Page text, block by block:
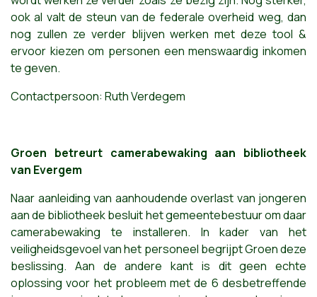
ook al valt de steun van de federale overheid weg, dan
nog zullen ze verder blijven werken met deze tool &
ervoor kiezen om personen een menswaardig inkomen
te geven.
Contactpersoon: Ruth Verdegem
Groen betreurt camerabewaking aan bibliotheek
van Evergem
Naar aanleiding van aanhoudende overlast van jongeren
aan de bibliotheek besluit het gemeentebestuur om daar
camerabewaking te installeren. In kader van het
veiligheidsgevoel van het personeel begrijpt Groen deze
beslissing. Aan de andere kant is dit geen echte
oplossing voor het probleem met de 6 desbetreffende